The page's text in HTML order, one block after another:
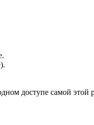
доступе самой этой